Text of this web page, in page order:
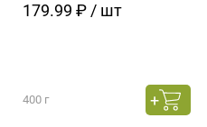
179.99 ₽ / шт
400 г